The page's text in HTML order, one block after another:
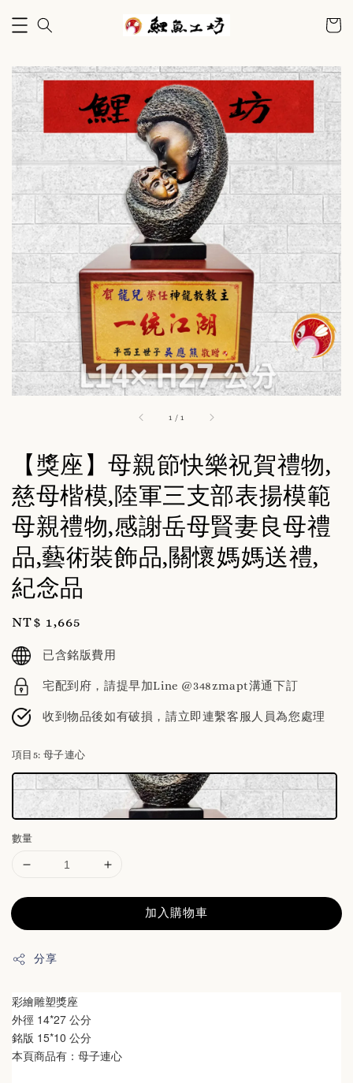
1 /1
【獎座】母親節快樂祝賀禮物,
慈母楷模,陸軍三支部表揚模範
母親禮物,感謝岳母賢妻良母禮
品,藝術裝飾品,關懷媽媽送禮,
紀念品
Regular
price
NT$ 1,665
已含銘版費用
宅配到府，請提早加Line @348zmapt溝通下訂
收到物品後如有破損，請立即連繫客服人員為您處理
項目5: 母子連心
數量
加入購物車
分享
彩繪雕塑獎座
外徑 14*27 公分
銘版 15*10 公分
本頁商品有：母子連心